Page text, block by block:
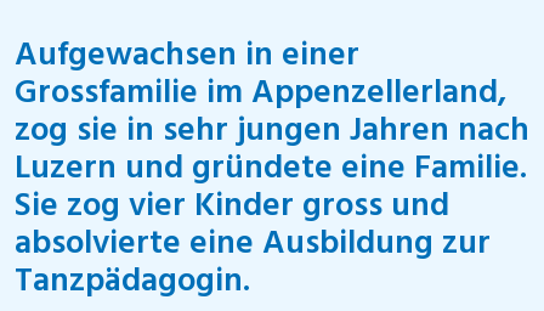
Aufgewachsen in einer
Grossfamilie im Appenzellerland,
zog sie in sehr jungen Jahren nach
Luzern und gründete eine Familie.
Sie zog vier Kinder gross und
absolvierte eine Ausbildung zur
Tanzpädagogin.